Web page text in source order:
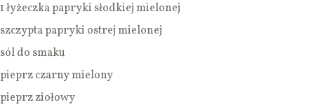
1 łyżeczka papryki słodkiej mielonej
szczypta papryki ostrej mielonej
sól do smaku
pieprz czarny mielony
pieprz ziołowy